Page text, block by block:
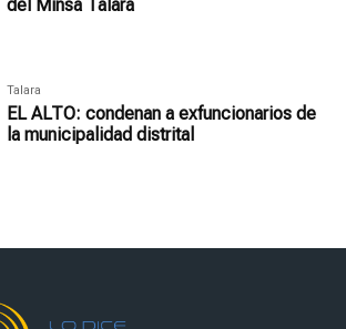
del Minsa Talara
Talara
EL ALTO: condenan a exfuncionarios de
la municipalidad distrital